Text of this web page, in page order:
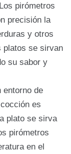
pirómetros
precisión la
y otros
platos se sirvan
su sabor y
entorno de
es
plato se sirva
pirómetros
en el